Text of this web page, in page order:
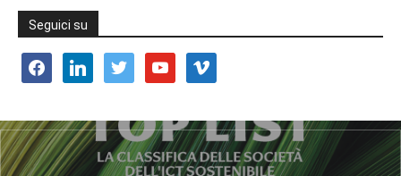
Seguici su
facebooklinkedin twitter youtube vimeo